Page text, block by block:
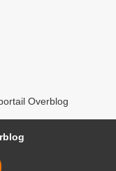
Overblog